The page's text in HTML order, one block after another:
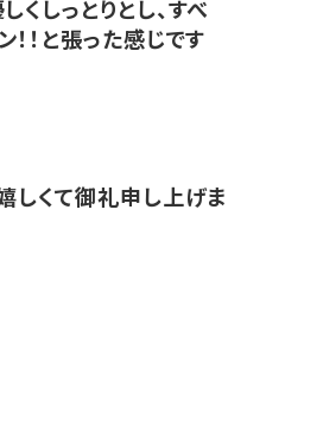
くしっとりとし、すべ
！！と張った感じです
しくて御礼申し上げま